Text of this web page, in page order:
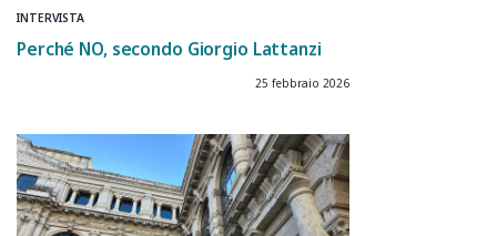
INTERVISTA
Perché NO, secondo Giorgio Lattanzi
25 febbraio 2026